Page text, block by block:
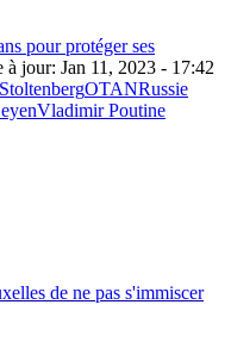
pour protéger ses
à jour: Jan 11, 2023 - 17:42
OTANRussie
Vladimir Poutine
de ne pas s'immiscer